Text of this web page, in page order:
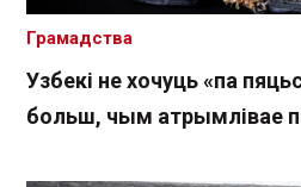
Узбекі не хочуць «па
больш, чым атрымлівае
Грамадства